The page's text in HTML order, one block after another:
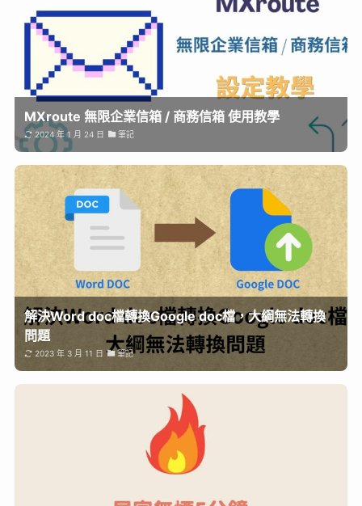
MXroute 無限企業信箱 / 商務信箱 使用教學
2024 年 1 月 24 日 筆記
解決Word doc檔轉換Google doc檔，大綱無法轉換
問題
2023 年 3 月 11 日 筆記